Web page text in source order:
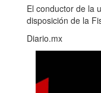
El conductor de la
disposición de la
Diario.mx